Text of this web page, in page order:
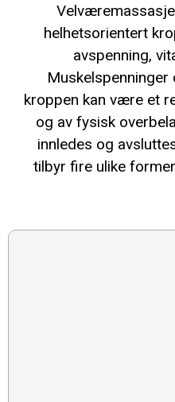
helhetsorientert
avspenning,
kroppen kan være et
og av fysisk
innledes og
tilbyr fire ulike